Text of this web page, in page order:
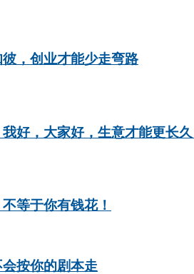
，创业才能少走弯路
好，大家好，生意才能更长
等于你有钱花！
按你的剧本走